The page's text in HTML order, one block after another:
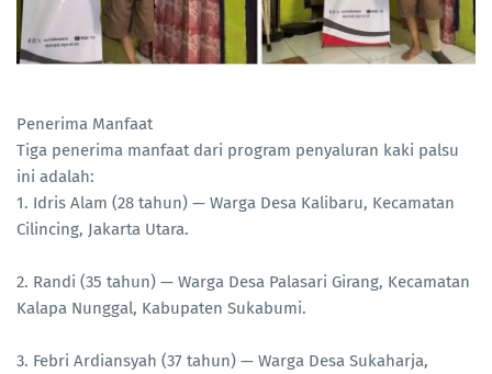
Penerima Manfaat
Tiga penerima manfaat dari program penyaluran kaki palsu
ini adalah:
1. Idris Alam (28 tahun) — Warga Desa Kalibaru, Kecamatan
Cilincing, Jakarta Utara.
2. Randi (35 tahun) — Warga Desa Palasari Girang, Kecamatan
Kalapa Nunggal, Kabupaten Sukabumi.
3. Febri Ardiansyah (37 tahun) — Warga Desa Sukaharja,